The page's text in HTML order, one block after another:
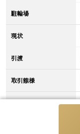
駐輪場
現状
引渡
取引態様